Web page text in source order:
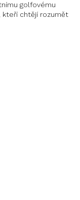
golfovému
kteří chtějí rozumět